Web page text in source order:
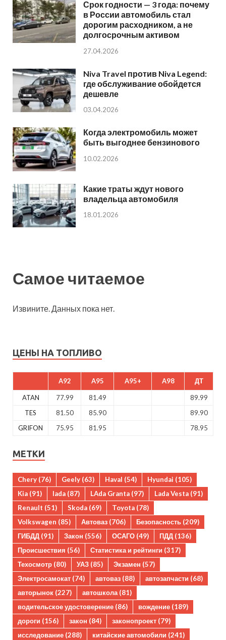
Срок годности — 3 года: почему
в России автомобиль стал
дорогим расходником, а не
долгосрочным активом
27.04.2026
Niva Travel против Niva Legend:
где обслуживание обойдется
дешевле
03.04.2026
Когда электромобиль может
быть выгоднее бензинового
10.02.2026
Какие траты ждут нового
владельца автомобиля
18.01.2026
Самое читаемое
Извините. Данных пока нет.
ЦЕНЫ НА ТОПЛИВО
A92 A95 A95+ A98 ДТ
ATAN 77.99 81.49
89.99
TES
81.50 85.90
89.90
GRIFON
75.95 81.95 78.95
МЕТКИ
Chery (76) Geely (63) Haval (54) Hyundai (105)
Kia (91) lada (87) LAda Granta (97) Lada Vesta (91)
Renault (51) Skoda (69) Toyota (78)
Volkswagen (85) Автоваз (706) Безопасность (209)
ГИБДД (91) Закон (556) ОСАГО (49) ПДД (136)
Происшествия (56) Статистика и рейтинги (317)
Техосмотр (80) УАЗ (85) Экзамен (57)
Электросамокат (74) автоваз (88) автозапчасти (68)
авторынок (227) автошкола(81)
водительское удостоверение (86) вождение (189)
дороги (156) закон (84) законопроект (79)
исследование (288) китайские автомобили (241)